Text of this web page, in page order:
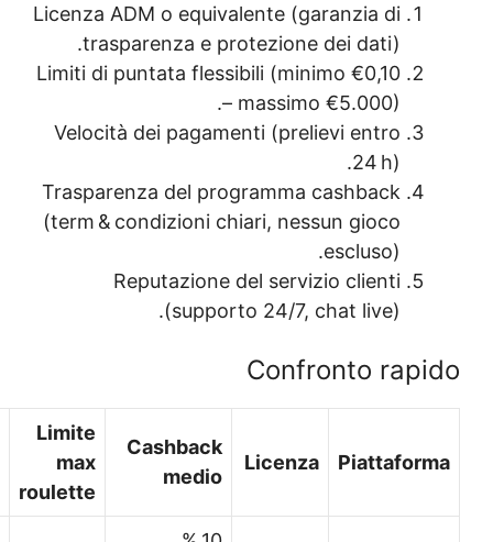
Licenza ADM o
trasparenza e
Limiti di puntata
Velocità dei
Trasparenza del
(term & condizioni
Reputazione
medio
max
Tempo
prelievo
Valutazione
Drcommodore